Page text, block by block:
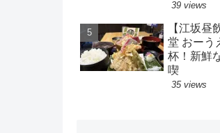
グ
39 views
【江坂昼
堂 おーう
杯！新鮮
喫
35 views